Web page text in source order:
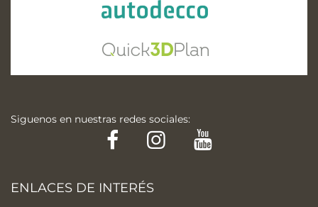
Siguenos en nuestras redes sociales:
FacebookInstagram
ENLACES DE INTERÉS